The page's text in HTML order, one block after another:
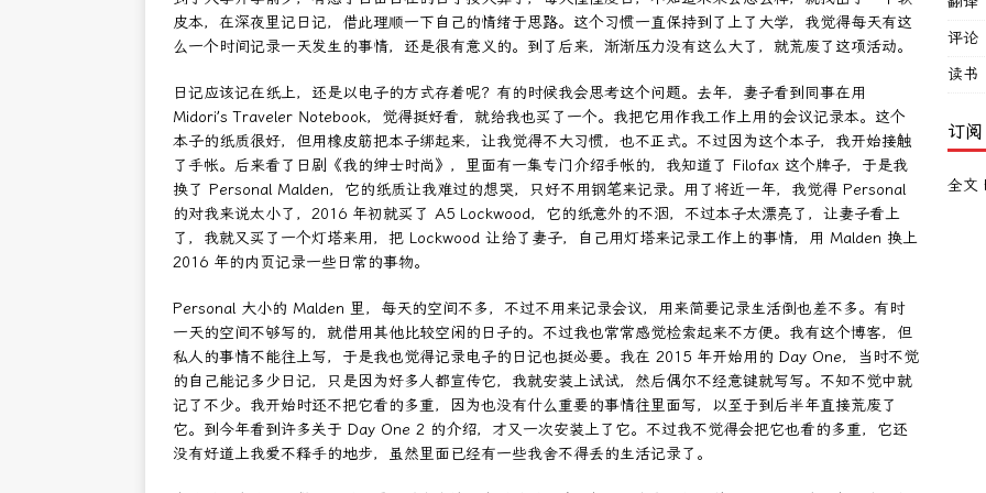
皮本，在深夜里记日记，借此理顺一下自己的情绪于思路。这个习惯一直保持到了上了大学，我觉得每天有这
么一个时间记录一天发生的事情，还是很有意义的。到了后来，渐渐压力没有这么大了，就荒废了这项活动。
日记应该记在纸上，还是以电子的方式存着呢？有的时候我会思考这个问题。去年，妻子看到同事在用
Midori’s Traveler Notebook，觉得挺好看，就给我也买了一个。我把它用作我工作上用的会议记录本。这个
本子的纸质很好，但用橡皮筋把本子绑起来，让我觉得不大习惯，也不正式。不过因为这个本子，我开始接触
了手帐。后来看了日剧《我的绅士时尚》，里面有一集专门介绍手帐的，我知道了 Filofax 这个牌子，于是我
换了 Personal Malden，它的纸质让我难过的想哭，只好不用钢笔来记录。用了将近一年，我觉得 Personal
的对我来说太小了，2016 年初就买了 A5 Lockwood，它的纸意外的不洇，不过本子太漂亮了，让妻子看上
了，我就又买了一个灯塔来用，把 Lockwood 让给了妻子，自己用灯塔来记录工作上的事情，用 Malden 换上
2016 年的内页记录一些日常的事物。
Personal 大小的 Malden 里，每天的空间不多，不过不用来记录会议，用来简要记录生活倒也差不多。有时
一天的空间不够写的，就借用其他比较空闲的日子的。不过我也常常感觉检索起来不方便。我有这个博客，但
私人的事情不能往上写，于是我也觉得记录电子的日记也挺必要。我在 2015 年开始用的 Day One，当时不觉
的自己能记多少日记，只是因为好多人都宣传它，我就安装上试试，然后偶尔不经意键就写写。不知不觉中就
记了不少。我开始时还不把它看的多重，因为也没有什么重要的事情往里面写，以至于到后半年直接荒废了
它。到今年看到许多关于 Day One 2 的介绍，才又一次安装上了它。不过我不觉得会把它也看的多重，它还
没有好道上我爱不释手的地步，虽然里面已经有一些我舍不得丢的生活记录了。
评论
读书
订阅
全文